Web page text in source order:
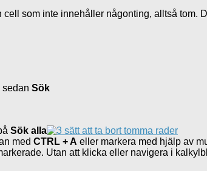
som inte innehåller någonting, alltså tom.
sedan Sök
Sök alla
med CTRL + A eller markera med hjälp av
Utan att klicka eller navigera i